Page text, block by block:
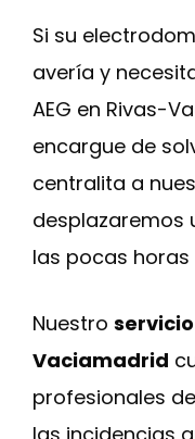
Si su
avería y
AEG en Rivas-
encargue de
centralita a
desplazaremos
las pocas
Nuestro
Vaciamadrid
profesionales